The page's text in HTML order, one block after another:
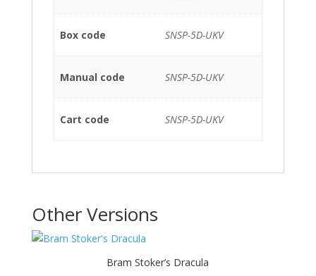
Box code SNSP-5D-UKV
Manual code SNSP-5D-UKV
Cart code SNSP-5D-UKV
Other Versions
Bram Stoker’s Dracula